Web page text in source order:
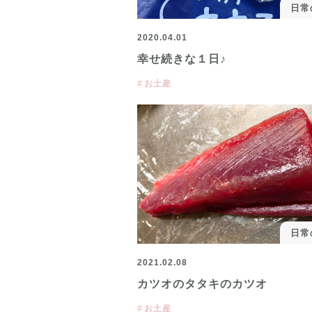
日
2020.04.01
幸せ続きな１日♪
お土産
日
2021.02.08
カツオのタタキのカツオ
お土産